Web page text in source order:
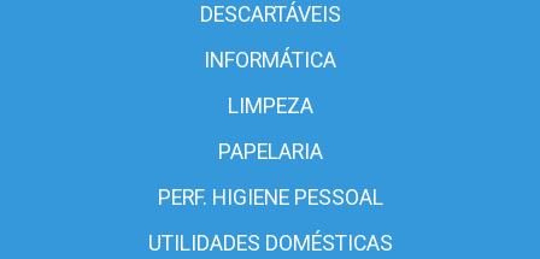
DESCARTÁVEIS
INFORMÁTICA
LIMPEZA
PAPELARIA
PERF. HIGIENE PESSOAL
UTILIDADES DOMÉSTICAS